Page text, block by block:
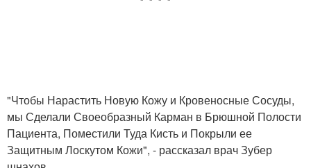
"Чтобы Нарастить Новую Кожу и Кровеносные Сосуды,
мы Сделали Своеобразный Карман в Брюшной Полости
Пациента, Поместили Туда Кисть и Покрыли ее
Защитным Лоскутом Кожи", - рассказал врач Зубер